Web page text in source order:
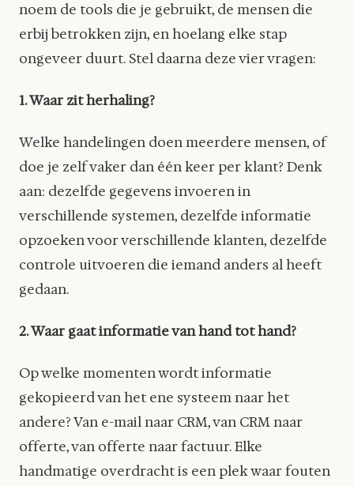
noem de tools die je gebruikt, de mensen die
erbij betrokken zijn, en hoelang elke stap
ongeveer duurt. Stel daarna deze vier vragen:
1. Waar zit herhaling?
Welke handelingen doen meerdere mensen, of
doe je zelf vaker dan één keer per klant? Denk
aan: dezelfde gegevens invoeren in
verschillende systemen, dezelfde informatie
opzoeken voor verschillende klanten, dezelfde
controle uitvoeren die iemand anders al heeft
gedaan.
2. Waar gaat informatie van hand tot hand?
Op welke momenten wordt informatie
gekopieerd van het ene systeem naar het
andere? Van e-mail naar CRM, van CRM naar
offerte, van offerte naar factuur. Elke
handmatige overdracht is een plek waar fouten